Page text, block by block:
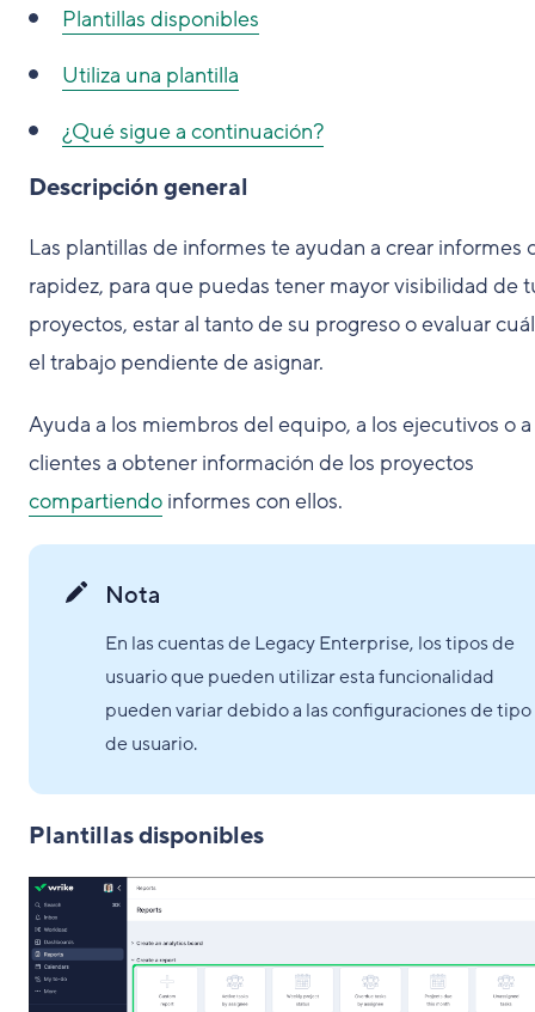
Plantillas disponibles
Utiliza una plantilla
¿Qué sigue a continuación?
Descripción general
Las plantillas de informes te ayudan a crear informes
rapidez, para que puedas tener mayor visibilidad de
proyectos, estar al tanto de su progreso o evaluar
el trabajo pendiente de asignar.
Ayuda a los miembros del equipo, a los ejecutivos o
clientes a obtener información de los proyectos
compartiendo informes con ellos.
Nota
En las cuentas de Legacy Enterprise, los tipos de
usuario que pueden utilizar esta funcionalidad
pueden variar debido a las configuraciones de tipo
de usuario.
Plantillas disponibles